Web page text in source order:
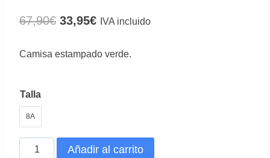
67,90€ El
33,95€ElIVA incluido
Camisa estampado verde.
Talla
8A
Camisa
Añadir al carrito